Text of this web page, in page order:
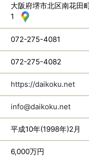
大阪府堺市北区南花田
1
072-275-4081
072-275-4082
https://daikoku.net
info@daikoku.net
平成10年(1998年)2月
6,000万円